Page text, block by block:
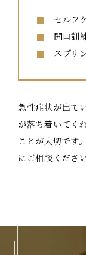
セルフ
開口訓
スプリ
急性症状が出て
が落ち着いてく
ことが大切です
にご相談ください